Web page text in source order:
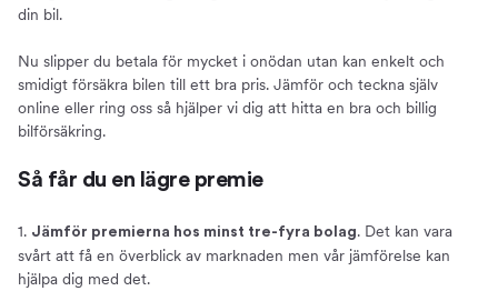
din bil.
Nu slipper du betala för mycket i onödan utan kan enkelt och
smidigt försäkra bilen till ett bra pris. Jämför och teckna själv
online eller ring oss så hjälper vi dig att hitta en bra och billig
bilförsäkring.
Så får du en lägre premie
1. Jämför premierna hos minst tre-fyra bolag. Det kan vara
svårt att få en överblick av marknaden men vår jämförelse kan
hjälpa dig med det.